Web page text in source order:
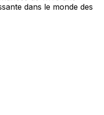
dans le monde des